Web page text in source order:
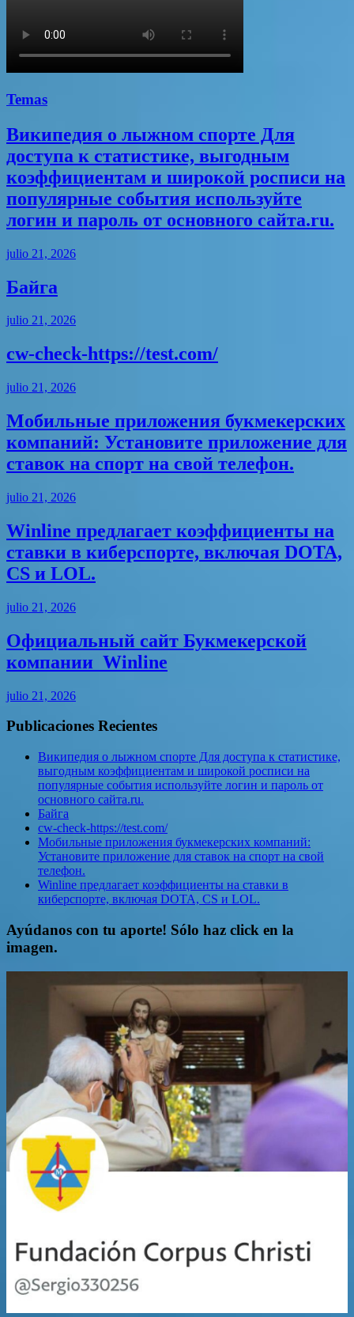
Temas
Википедия о лыжном спорте Для
доступа к статистике, выгодным
коэффициентам и широкой росписи на
популярные события используйте
логин и пароль от основного сайта.ru.
julio 21, 2026
Байга
julio 21, 2026
cw-check-https://test.com/
julio 21, 2026
Мобильные приложения букмекерских
компаний: Установите приложение для
ставок на спорт на свой телефон.
julio 21, 2026
Winline предлагает коэффициенты на
ставки в киберспорте, включая DOTA,
CS и LOL.
julio 21, 2026
Официальный сайт Букмекерской
компании ️ Winline
julio 21, 2026
Publicaciones Recientes
Википедия о лыжном спорте Для доступа к статистике,
выгодным коэффициентам и широкой росписи на
популярные события используйте логин и пароль от
основного сайта.ru.
Байга
cw-check-https://test.com/
Мобильные приложения букмекерских компаний:
Установите приложение для ставок на спорт на свой
телефон.
Winline предлагает коэффициенты на ставки в
киберспорте, включая DOTA, CS и LOL.
Ayúdanos con tu aporte! Sólo haz click en la
imagen.